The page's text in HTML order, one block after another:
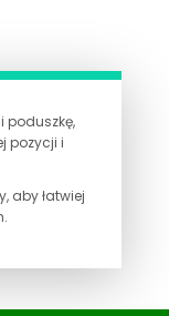
poduszkę,
pozycji i
aby łatwiej